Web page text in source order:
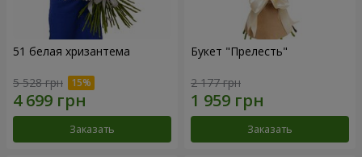
51 белая хризантема
5 528 грн
Заказать
Букет "Прелесть"
2 177 грн
Заказать